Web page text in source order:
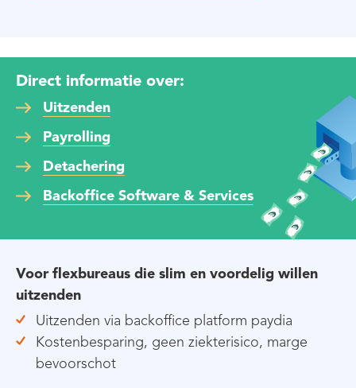
Direct informatie over:
Uitzenden
Payrolling
Detachering
Backoffice Software & Services
Voor flexbureaus die slim en voordelig willen
uitzenden
Uitzenden via backoffice platform paydia
Kostenbesparing, geen ziekterisico, marge
bevoorschot